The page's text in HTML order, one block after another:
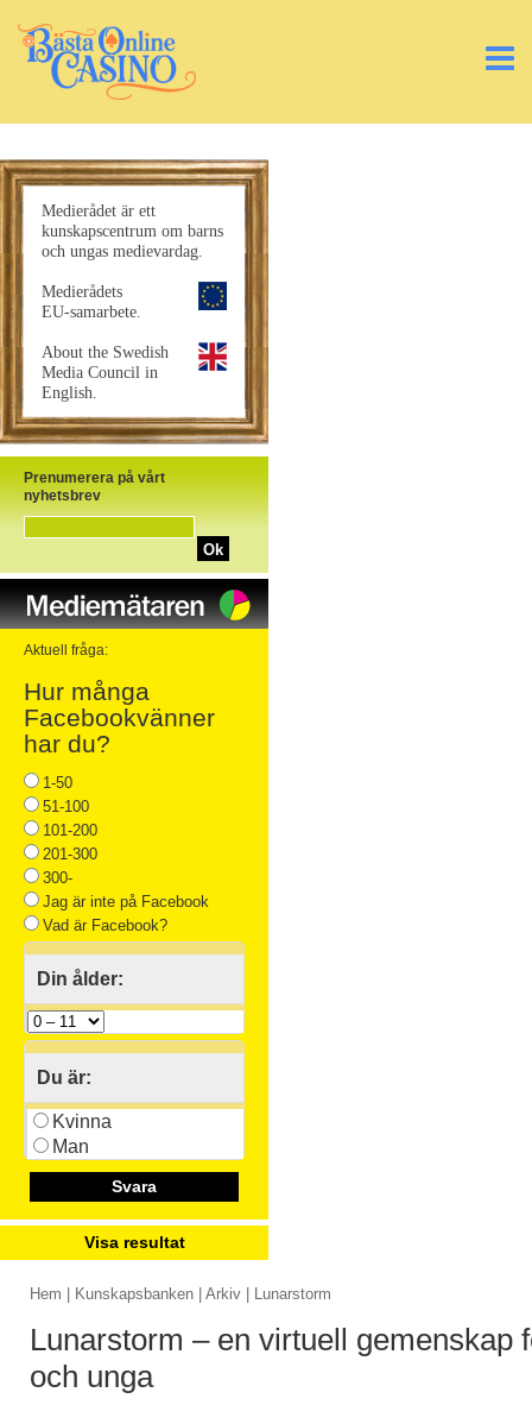
Medierådet är ett
kunskapscentrum om barns
och ungas medievardag.
Medierådets
EU-samarbete.
About the Swedish
Media Council in
English.
Prenumerera på vårt
nyhetsbrev
Ok
Aktuell fråga:
Hur många
Facebookvänner
har du?
1-50
51-100
101-200
201-300
300-
Jag är inte på Facebook
Vad är Facebook?
Din ålder:
Du är:
Kvinna
Man
Svara
Visa resultat
Hem | Kunskapsbanken | Arkiv | Lunarstorm
Lunarstorm – en virtuell gemenskap
och unga